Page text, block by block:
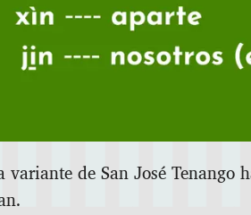
variante de San José